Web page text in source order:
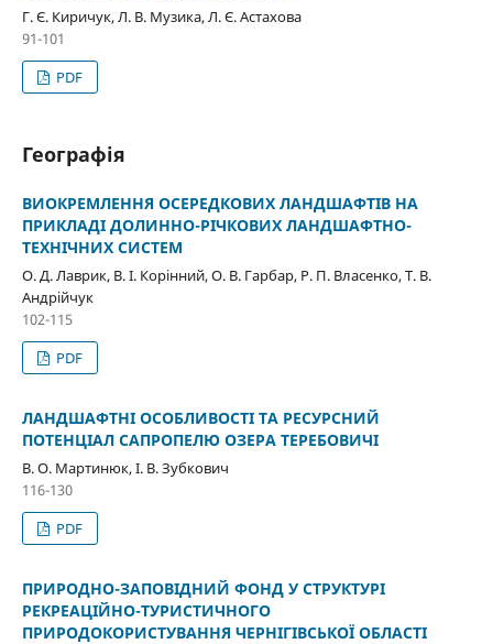
Г. Є. Киричук, Л. В. Музика, Л. Є. Астахова
91-101
PDF
Географія
ВИОКРЕМЛЕННЯ ОСЕРЕДКОВИХ ЛАНДШАФТІВ НА
ПРИКЛАДІ ДОЛИННО-РІЧКОВИХ ЛАНДШАФТНО-
ТЕХНІЧНИХ СИСТЕМ
О. Д. Лаврик, В. І. Корінний, О. В. Гарбар, Р. П. Власенко, Т. В.
Андрійчук
102-115
PDF
ЛАНДШАФТНІ ОСОБЛИВОСТІ ТА РЕСУРСНИЙ
ПОТЕНЦІАЛ САПРОПЕЛЮ ОЗЕРА ТЕРЕБОВИЧІ
В. О. Мартинюк, І. В. Зубкович
116-130
PDF
ПРИРОДНО-ЗАПОВІДНИЙ ФОНД У СТРУКТУРІ
РЕКРЕАЦІЙНО-ТУРИСТИЧНОГО
ПРИРОДОКОРИСТУВАННЯ ЧЕРНІГІВСЬКОЇ ОБЛАСТІ